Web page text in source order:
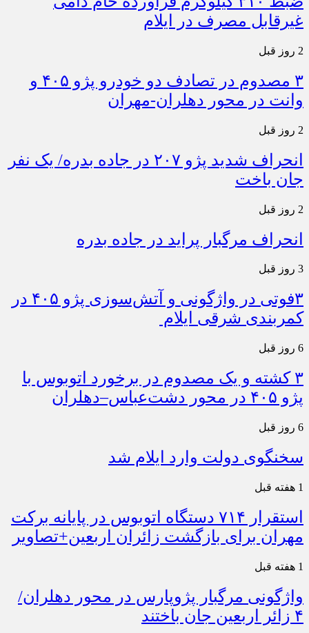
غیرقابل مصرف در ایلام
2 روز قبل
۳ مصدوم در تصادف دو خودرو پژو ۴۰۵ و
وانت در محور دهلران-مهران
2 روز قبل
انحراف شدید پژو ۲۰۷ در جاده بدره/ یک نفر
جان باخت
2 روز قبل
انحراف مرگبار پراید در جاده بدره
3 روز قبل
۳فوتی در واژگونی و آتش‌سوزی پژو ۴۰۵ در
کمربندی شرقی ایلام
6 روز قبل
۳ کشته و یک مصدوم در برخورد اتوبوس با
پژو ۴۰۵ در محور دشت‌عباس–دهلران
6 روز قبل
سخنگوی دولت وارد ایلام شد
1 هفته قبل
استقرار ۷۱۴ دستگاه اتوبوس در پایانه برکت
مهران برای بازگشت زائران اربعین+تصاویر
1 هفته قبل
واژگونی مرگبار پژوپارس در محور دهلران/
۴ زائر اربعین جان باختند